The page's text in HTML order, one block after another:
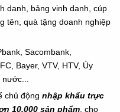
danh, bảng vinh danh, cúp
tên, quà tặng doanh nghiệp
Sacombank,
Bayer, VTV, HTV, Ủy
chủ động nhập khẩu trực
10.000 sản phẩm , cho